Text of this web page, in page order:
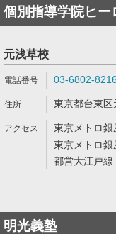
個別指導学院ヒー
元浅草校
03-6802-8216
東京都台東
東京メトロ
東京メトロ
都営大江戸
明光義塾